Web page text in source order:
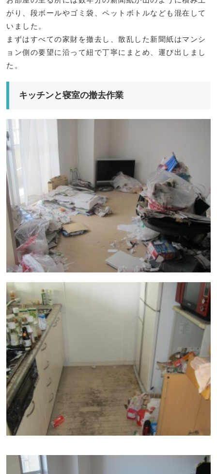
がり、段ボールやゴミ袋、ペットボトルなども混在して
いました。
まずはすべての家財を撤去し、散乱した新聞紙はマンシ
ョン側の要望に沿って紐で丁寧にまとめ、運び出しまし
た。
キッチンと寝室の撤去作業